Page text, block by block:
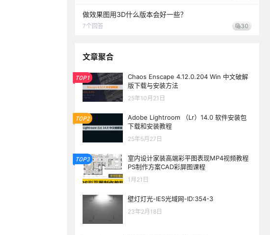
做效果图用3D什么版本会好一些？
7个回答 30
文章聚合
TOP1
Chaos Enscape 4.12.0.204 Win 中文破解
版下载与安装方法
25年10月21日
TOP2
Adobe Lightroom （Lr）14.0 软件安装包
下载和安装教程
25年5月27日
TOP3
室内设计家装高端彩平图表现MP4视频教程
PS制作方案CAD彩屏图课程
1月21日
壁灯灯光-IES光域网-ID:354-3
23年2月18日